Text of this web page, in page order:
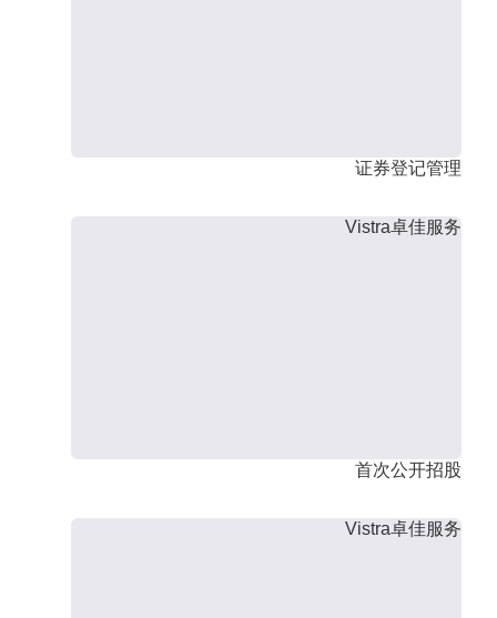
证券登记管理
Vistra卓佳服务
首次公开招股
Vistra卓佳服务